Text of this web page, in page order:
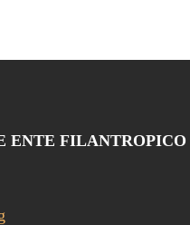
ENTE FILANTROPICO